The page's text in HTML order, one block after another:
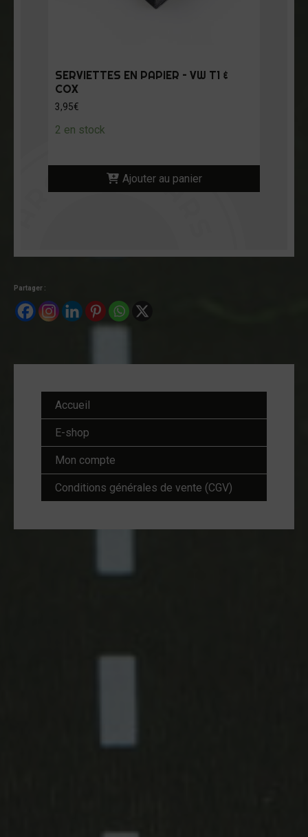
SERVIETTES EN PAPIER – VW T1 &
COX
3,95€
2 en stock
Ajouter au panier
Partager :
Accueil
E-shop
Mon compte
Conditions générales de vente (CGV)